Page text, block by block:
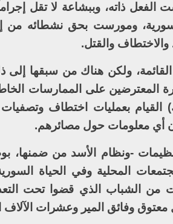
الفعل ذاته، وببشاعة لا تقل
ومورست بحق نشطائه من
والاختطاف والقتل.
المعترضين على الممارسات
القيام بعمليات اختطاف
أي معلومات حول مصائرهم.
-ونظام الأسد من ضمنها،
المحلية وفي الحياة
من الشباب الذي قضوا تحت
معتوق وفائق المير وعشرات الآلاف